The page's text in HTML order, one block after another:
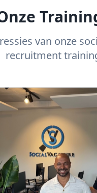
van onze
recruitment